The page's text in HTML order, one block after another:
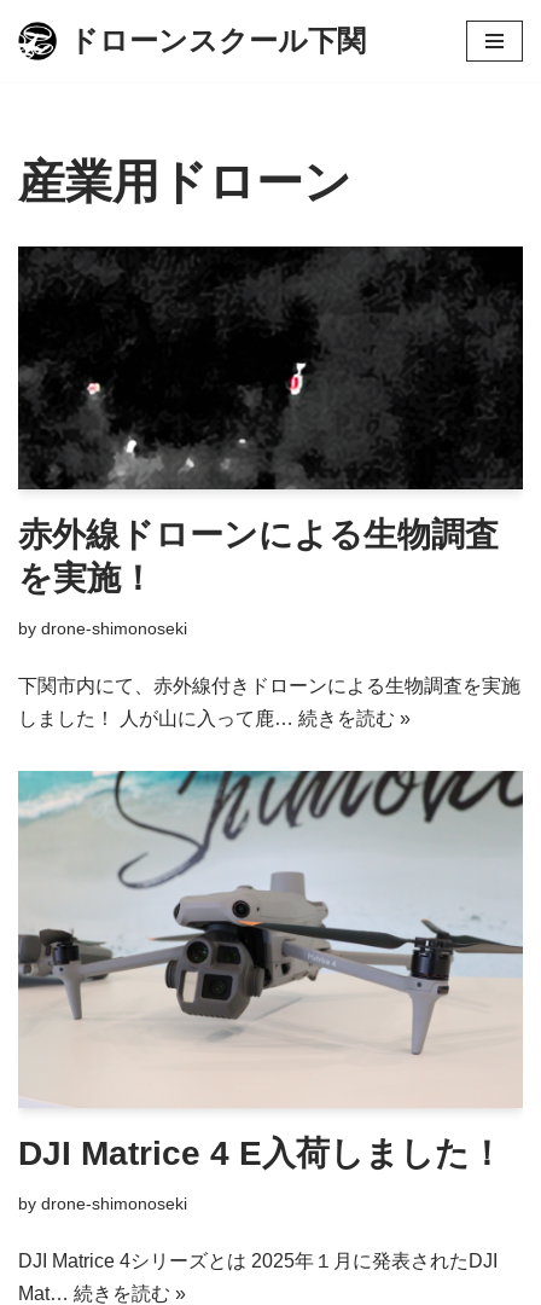
コ
ン
ツ
ス
キ
プ
ドローンスクール下関
産業用ドローン
赤外線ドローンによる生物調査
を実施！
by drone-shimonoseki
下関市内にて、赤外線付きドローンによる生物調査を実施
しました！ 人が山に入って鹿… 続きを読む »
DJI Matrice 4 E入荷しました！
by drone-shimonoseki
DJI Matrice 4シリーズとは 2025年１月に発表されたDJI
Mat… 続きを読む »